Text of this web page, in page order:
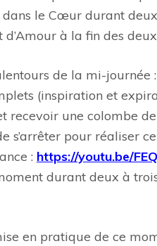
dans le Cœur durant
à la fin des
de la mi-
(inspiration et
recevoir une colombe de
s’arrêter pour réaliser
: https://youtu.be/
durant deux à
en pratique de ce